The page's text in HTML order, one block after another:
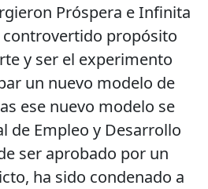
Próspera e Infinita
propósito
y ser el experimento
un nuevo modelo de
ese nuevo modelo se
de Empleo y Desarrollo
ser aprobado por un
ha sido condenado a